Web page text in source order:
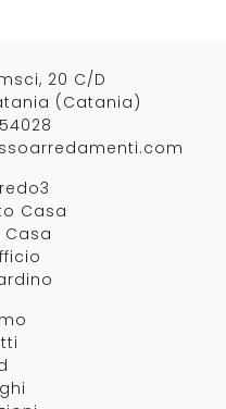
20 C/D
(Catania)
Casa